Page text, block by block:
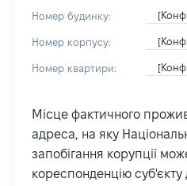
Номер будинку:
Номер корпусу:
Номер квартири:
Місце фактичного
адреса, на яку
запобігання корупції
кореспонденцію суб'єкту